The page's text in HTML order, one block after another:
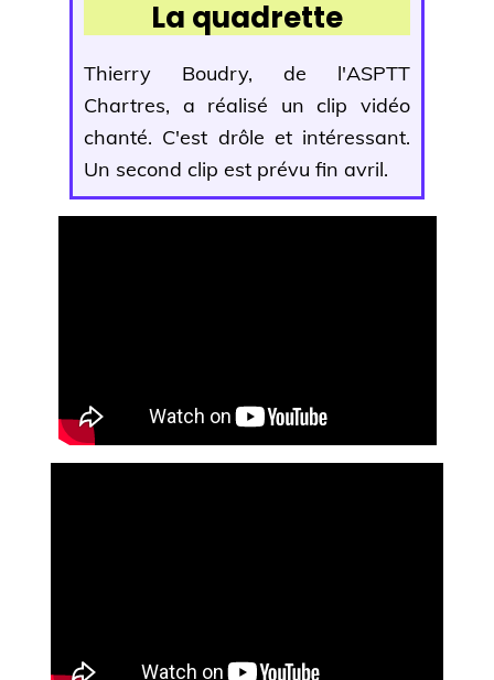
La quadrette
Thierry Boudry, de l'ASPTT
Chartres, a réalisé un clip vidéo
chanté. C'est drôle et intéressant.
Un second clip est prévu fin avril.